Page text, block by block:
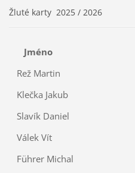
Žluté karty 2025 / 2026
Jméno
Rež Martin
Klečka Jakub
Slavík Daniel
Válek Vít
Führer Michal